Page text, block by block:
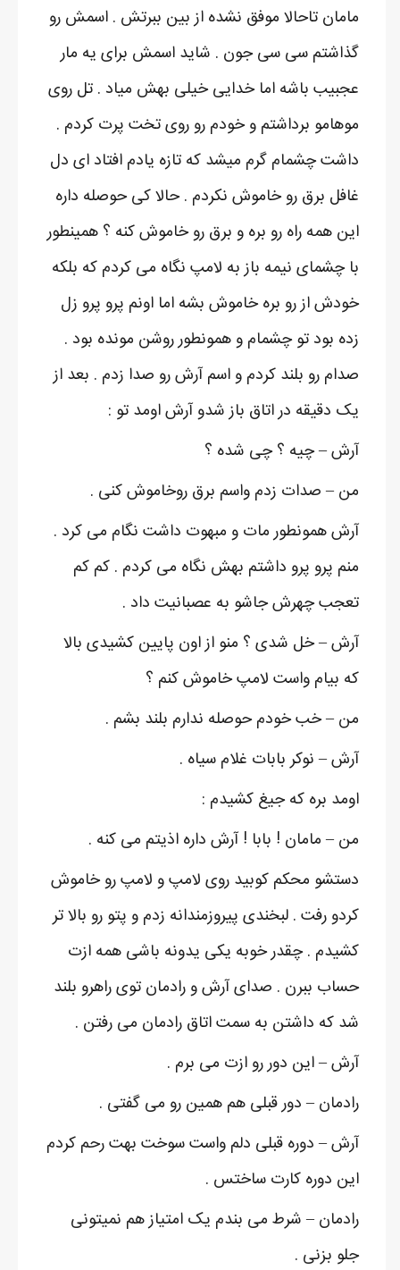
مامان تاحالا موفق نشده از بین ببرتش . اسمش رو
گذاشتم سی سی جون . شاید اسمش برای یه مار
عجبیب باشه اما خدایی خیلی بهش میاد . تل روی
موهامو برداشتم و خودم رو روی تخت پرت کردم .
داشت چشمام گرم میشد که تازه یادم افتاد ای دل
غافل برق رو خاموش نکردم . حالا کی حوصله داره
این همه راه رو بره و برق رو خاموش کنه ؟ همینطور
با چشمای نیمه باز به لامپ نگاه می کردم که بلکه
خودش از رو بره خاموش بشه اما اونم پرو پرو زل
زده بود تو چشمام و همونطور روشن مونده بود .
صدام رو بلند کردم و اسم آرش رو صدا زدم . بعد از
یک دقیقه در اتاق باز شدو آرش اومد تو :
آرش – چیه ؟ چی شده ؟
من – صدات زدم واسم برق روخاموش کنی .
آرش همونطور مات و مبهوت داشت نگام می کرد .
منم پرو پرو داشتم بهش نگاه می کردم . کم کم
تعجب چهرش جاشو به عصبانیت داد .
آرش – خل شدی ؟ منو از اون پایین کشیدی بالا
که بیام واست لامپ خاموش کنم ؟
من – خب خودم حوصله ندارم بلند بشم .
آرش – نوکر بابات غلام سیاه .
اومد بره که جیغ کشیدم :
من – مامان ! بابا ! آرش داره اذیتم می کنه .
دستشو محکم کوبید روی لامپ و لامپ رو خاموش
کردو رفت . لبخندی پیروزمندانه زدم و پتو رو بالا تر
کشیدم . چقدر خوبه یکی یدونه باشی همه ازت
حساب ببرن . صدای آرش و رادمان توی راهرو بلند
شد که داشتن به سمت اتاق رادمان می رفتن .
آرش – این دور رو ازت می برم .
رادمان – دور قبلی هم همین رو می گفتی .
آرش – دوره قبلی دلم واست سوخت بهت رحم کردم
این دوره کارت ساختس .
رادمان – شرط می بندم یک امتیاز هم نمیتونی
جلو بزنی .